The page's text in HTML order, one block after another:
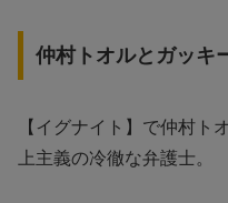
仲村トオルとガッキ
【イグナイト】で仲村ト
上主義の冷徹な弁護士。